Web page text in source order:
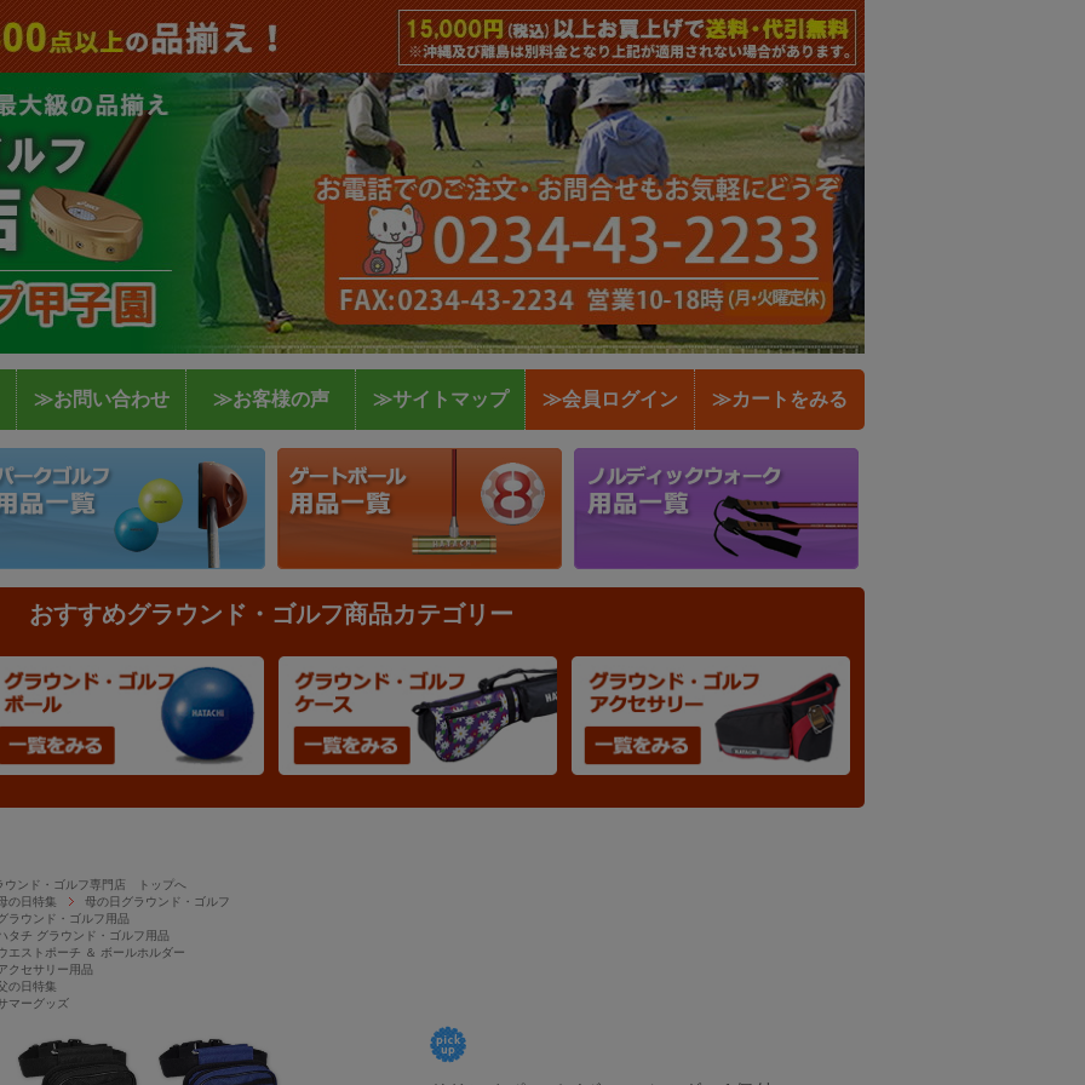
≫お問い合わせ ≫お客様の声 ≫サイトマップ ≫会員ログイン ≫カートをみる
おすすめグラウンド・ゴルフ商品カテゴリー
ウンド・ゴルフ専門店 トップへ
の日特集
母の日グラウンド・ゴルフ
ラウンド・ゴルフ用品
タチ グラウンド・ゴルフ用品
エストポーチ ＆ ボールホルダー
クセサリー用品
の日特集
マーグッズ